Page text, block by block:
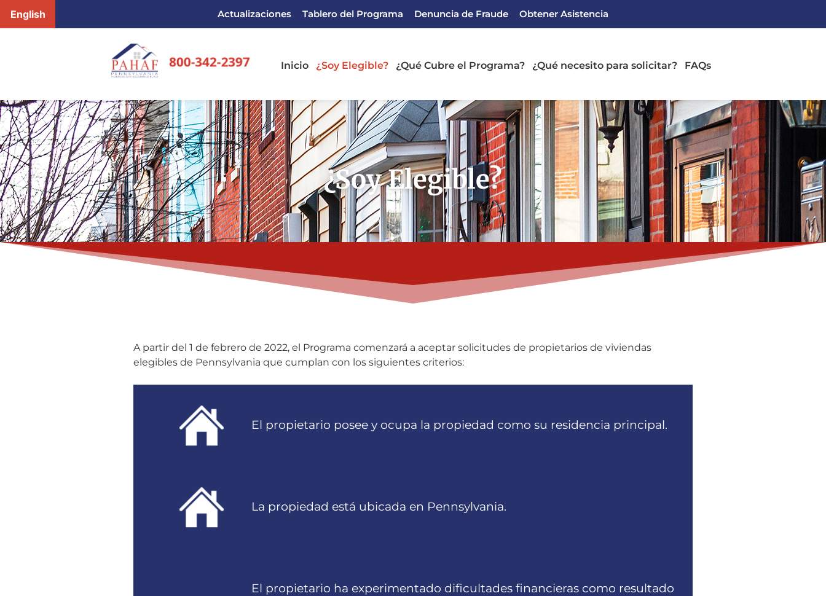
English
Inicio ¿Soy Elegible? ¿Qué Cubre el Programa? ¿Qué necesito para solicitar? FAQs
Actualizaciones Tablero del Programa Denuncia de Fraude Obtener Asistencia
¿Soy Elegible?
A partir del 1 de febrero de 2022, el Programa comenzará a aceptar solicitudes de propietarios de viviendas
elegibles de Pennsylvania que cumplan con los siguientes criterios:
El propietario posee y ocupa la propiedad como su residencia principal.
La propiedad está ubicada en Pennsylvania.
El propietario ha experimentado dificultades financieras como resultado